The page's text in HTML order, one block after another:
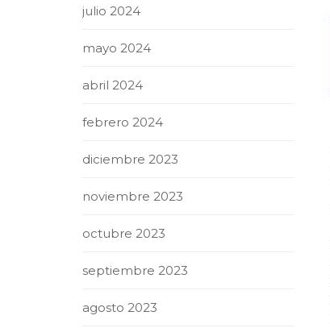
julio 2024
mayo 2024
abril 2024
febrero 2024
diciembre 2023
noviembre 2023
octubre 2023
septiembre 2023
agosto 2023